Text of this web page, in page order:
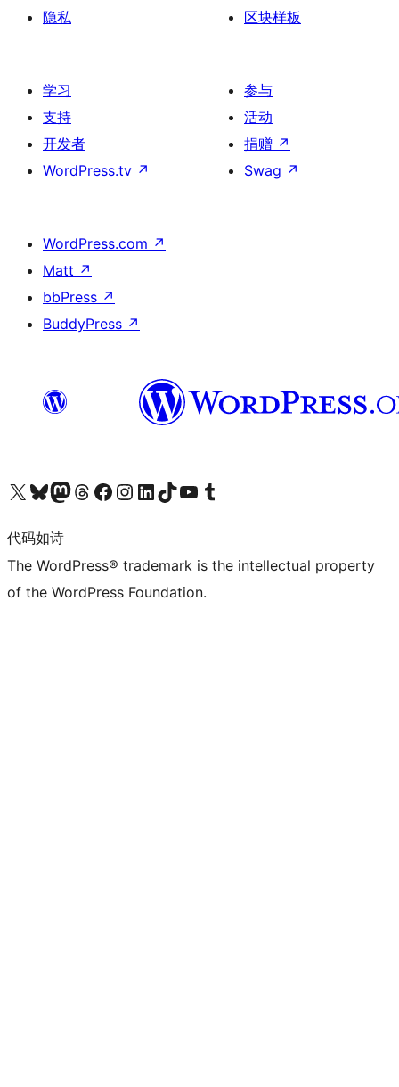
隐私
区块样板
学习
支持
开发者
WordPress.tv ↗
参与
活动
捐赠 ↗
Swag ↗
WordPress.com ↗
Matt ↗
bbPress ↗
BuddyPress ↗
关注我们的 X（原 Twitter）账号访问我们的 Bluesky 账号关注我们的 Mastodon 账号访问我们的 Threads 账号 访问我们的 Facebook 公共主页关注我们的 Instagram 账号 关注我们的 LinkedIn 主页访问我们的 TikTok 账号访问我们的 YouTube 频道 访问我们的 Tumblr 账号
代码如诗
The WordPress® trademark is the intellectual property
of the WordPress Foundation.